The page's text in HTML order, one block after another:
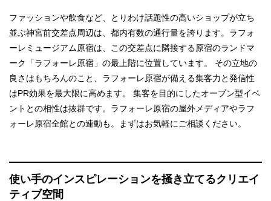
ファッションや飲食など、とりわけ話題性の高いショップが立ち
並ぶ神宮前交差点周辺は、都内有数の通行量を誇ります。ラフォ
ーレミュージアム原宿は、この交差点に隣接する原宿のランドマ
ーク「ラフォーレ原宿」の最上階に位置しています。 その立地の
良さはもちろんのこと、ラフォーレ原宿が備える集客力と発信性
はPR効果を最大限に高めます。 集客を目的にしたオープン型イベ
ントとの相性は抜群です。ラフォーレ原宿の屋外メディアやラフ
ォーレ原宿全館との連動も。まずはお気軽にご相談ください。
使い手のインスピレーションを掻き立てるクリエイ
ティブ空間